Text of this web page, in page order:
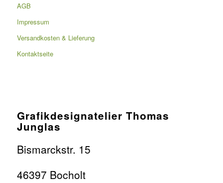
AGB
Impressum
Versandkosten & Lieferung
Kontaktseite
Grafikdesignatelier Thomas
Junglas
Bismarckstr. 15
46397 Bocholt